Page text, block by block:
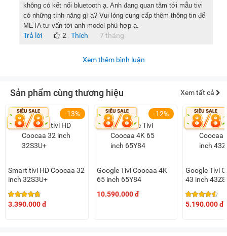
không có kết nối bluetooth ạ. Anh đang quan tâm tới mẫu tivi
có những tính năng gì ạ? Vui lòng cung cấp thêm thông tin để
META tư vấn tới anh model phù hợp ạ.
Trả lời Thích
2 7 tháng
Xem thêm bình luận
Sản phẩm cùng thương hiệu Xem tất cả
-13%
Smart tivi HD Coocaa 32
inch 32S3U+
3.390.000 đ
-12%
Google Tivi Coocaa 4K
65 inch 65Y84
10.590.000 đ
Google Tivi
43 inch
5.190.000 đ